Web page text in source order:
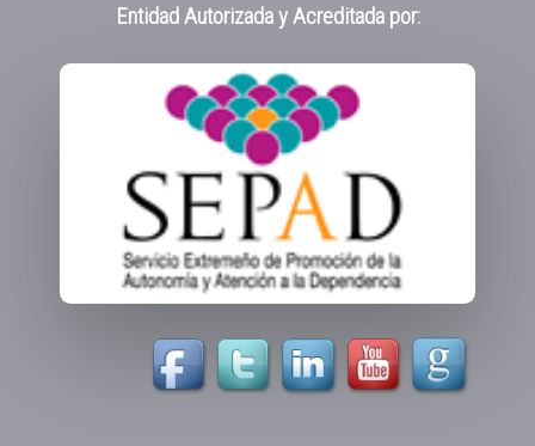
Entidad Autorizada y Acreditada por: